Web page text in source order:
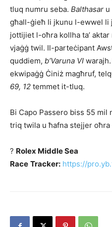
tluq numru seba. Balthasar u
għall-ġieħ li jkunu l-ewwel li
jottijiet l-oħra kollha ta’
vjaġġ twil. Il-parteċipant
quddiem, b’Varuna VI
ekwipaġġ Ċiniż magħruf,
69, 12 temmet it-tluq.
Bi Capo Passero biss 55 mil
triq twila u ħafna stejjer oħra
? Rolex Middle Sea
Race Tracker: https://